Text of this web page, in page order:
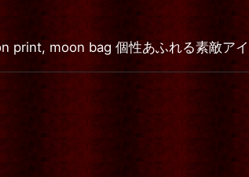
print, moon bag 個性あふれる素敵ア